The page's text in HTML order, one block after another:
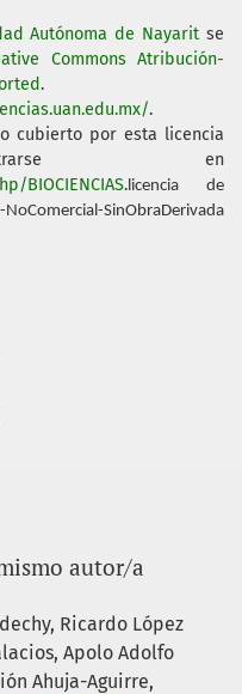
Autónoma de Nayarit se
Commons Atribución-
.
.
cubierto por esta licencia
en
BIOCIENCIAS. licencia de
SinObraDerivada
autor/a
Ricardo López
Apolo Adolfo
Ahuja-Aguirre,